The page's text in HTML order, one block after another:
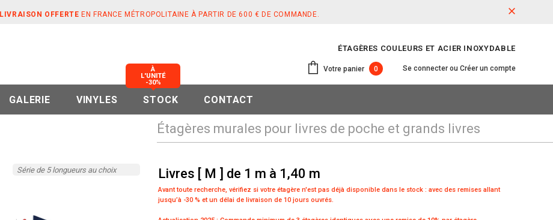
LIVRAISON OFFERTE EN FRANCE MÉTROPOLITAINE À PARTIR DE 600 € DE COMMANDE.
ÉTAGÈRES COULEURS ET ACIER INOXYDABLE
Votre panier 0 Se connecter ou Créer un compte
GALERIE VINYLES STOCK
À
L'UNITÉ
-30%
CONTACT
Étagères murales pour livres de poche et grands livres
Série de 5 longueurs au choix Livres [ M ] de 1 m à 1,40 m
Avant toute recherche, vérifiez si votre étagère n'est pas déjà disponible dans le stock : avec des remises allant
jusqu’à -30 % et un délai de livraison de 10 jours ouvrés.